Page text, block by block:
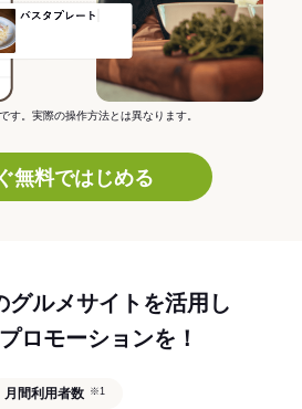
す。実際の操作方法とは異なります。
無料ではじめる
グルメサイトを活用し
ロモーションを！
月間利用者数 ※1